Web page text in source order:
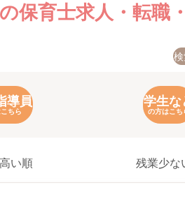
保育士求人・転職
導員
ちら
学生な
の方はこち
い順 残業少な